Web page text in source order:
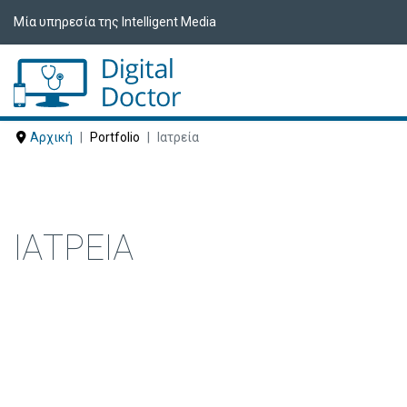
Μία υπηρεσία της Intelligent Media
Αρχική Portfolio Ιατρεία
ΙΑΤΡΕΊΑ